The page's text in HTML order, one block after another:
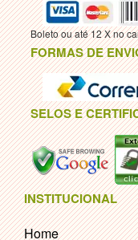
Boleto ou até 12 X no
FORMAS DE
SELOS E
INSTITUCIONAL
Home